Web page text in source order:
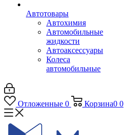
Автотовары
Автохимия
Автомобильные
жидкости
Автоаксессуары
Колеса
автомобильные
Отложенные 0 Корзина0 0